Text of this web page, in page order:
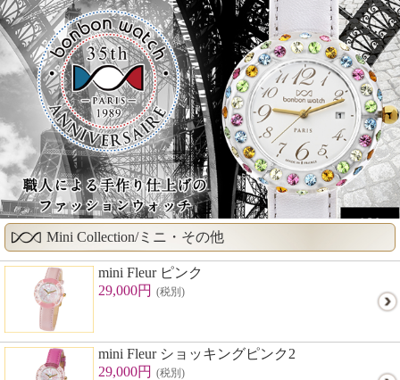
Mini Collection/ミニ・その他
mini Fleur ピンク
29,000円 (税別)
mini Fleur ショッキングピンク2
29,000円 (税別)